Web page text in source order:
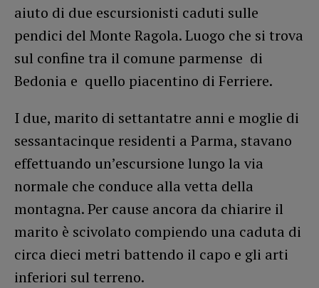
aiuto di due escursionisti caduti sulle
pendici del Monte Ragola. Luogo che si trova
sul confine tra il comune parmense di
Bedonia e quello piacentino di Ferriere.
I due, marito di settantatre anni e moglie di
sessantacinque residenti a Parma, stavano
effettuando un’escursione lungo la via
normale che conduce alla vetta della
montagna. Per cause ancora da chiarire il
marito è scivolato compiendo una caduta di
circa dieci metri battendo il capo e gli arti
inferiori sul terreno.